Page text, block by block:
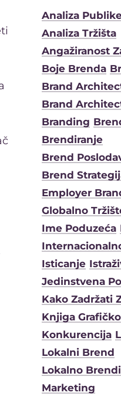
Analiza
Analiza Tržišta
Angažiranost
Boje Brenda
Brand
Brand
Branding
Brendiranje
Brend
Brend
Employer
Globalno
Ime Poduzeća
Isticanje
Jedinstvena
Kako Zadržati
Knjiga
Konkurencija
Lokalni Brend
Lokalno
Marketing